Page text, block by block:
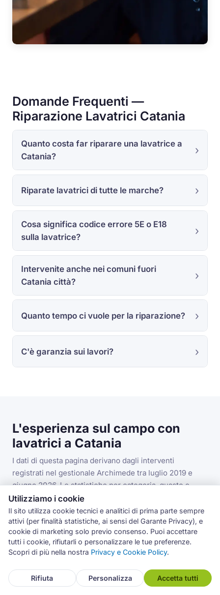
Domande Frequenti —
Riparazione Lavatrici Catania
Quanto costa far riparare una lavatrice a
Catania?
Riparate lavatrici di tutte le marche?
Cosa significa codice errore 5E o E18
sulla lavatrice?
Intervenite anche nei comuni fuori
Catania città?
Quanto tempo ci vuole per la riparazione?
C'è garanzia sui lavori?
L'esperienza sul campo con
lavatrici a Catania
I dati di questa pagina derivano dagli interventi
registrati nel gestionale Archimede tra luglio 2019 e
giugno 2026. Le statistiche per categoria, guasto e
codice errore si riferiscono alla categoria lavatrici nella
provincia di Catania.
3.993
Utilizziamo i cookie
Il sito utilizza cookie tecnici e analitici di prima parte sempre
attivi (per finalità statistiche, ai sensi del Garante Privacy), e
cookie di marketing solo previo consenso. Puoi accettare
tutti i cookie, rifiutarli o personalizzare le tue preferenze.
Scopri di più nella nostra Privacy e Cookie Policy.
Rifiuta Personalizza Accetta tutti